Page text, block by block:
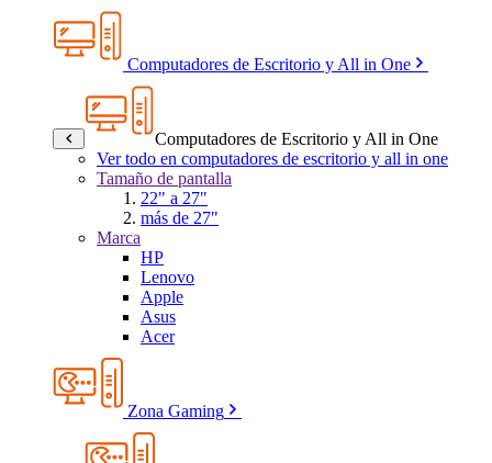
Computadores de Escritorio y All in One
Computadores de Escritorio y All in One
Ver todo en computadores de escritorio y all in one
Tamaño de pantalla
22" a 27"
más de 27"
Marca
HP
Lenovo
Apple
Asus
Acer
Zona Gaming